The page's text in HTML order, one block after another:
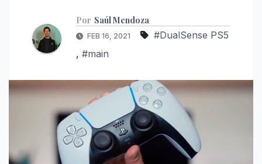
Por Saúl Mendoza
FEB 16, 2021
#DualSense PS5
, #main